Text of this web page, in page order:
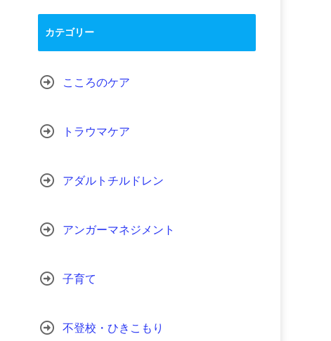
カテゴリー
こころのケア
トラウマケア
アダルトチルドレン
アンガーマネジメント
子育て
不登校・ひきこもり